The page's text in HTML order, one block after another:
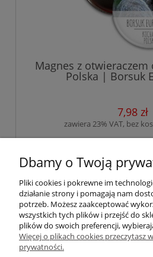
Magnes z otwieraczem
Polska | Borsuk
7,98 zł
zawiera 23% VAT, bez
« 1 ... 3 4 5
Pomoc
Dbamy o Twoją
Pliki cookies i pokrewne im
działanie strony i pomagają nam
potrzeb. Możesz zaakceptować
wszystkich tych plików i przejść do
plików do swoich preferencji,
Więcej o plikach cookies przeczytasz
prywatności.